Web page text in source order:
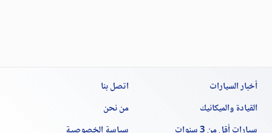
أخبار السيارات
القيادة والميكانيك
اتصل بنا
من نحن